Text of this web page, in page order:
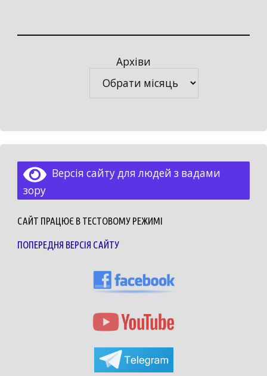
Архіви
Версія сайту для людей з вадами
зору
САЙТ ПРАЦЮЄ В ТЕСТОВОМУ РЕЖИМІ
ПОПЕРЕДНЯ ВЕРСІЯ САЙТУ